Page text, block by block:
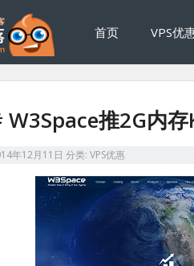
首页 VPS优
推2G内
年12月11日 分类: VPS优惠